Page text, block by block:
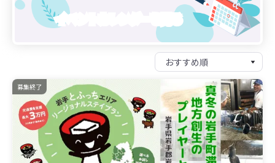
イベントカレンダーを見る
募集終了